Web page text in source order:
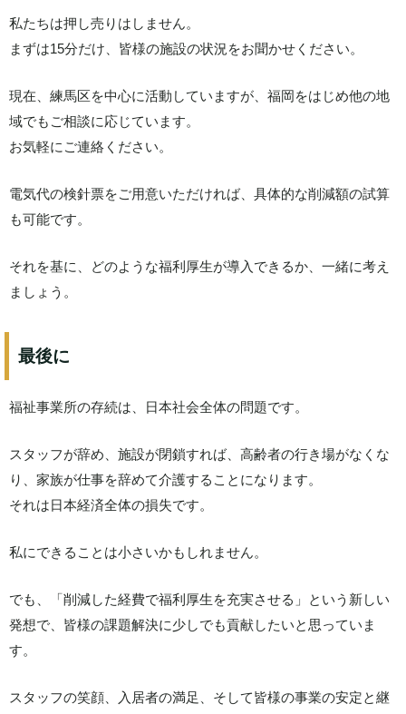
私たちは押し売りはしません。
まずは15分だけ、皆様の施設の状況をお聞かせください。
現在、練馬区を中心に活動していますが、福岡をはじめ他の地
域でもご相談に応じています。
お気軽にご連絡ください。
電気代の検針票をご用意いただければ、具体的な削減額の試算
も可能です。
それを基に、どのような福利厚生が導入できるか、一緒に考え
ましょう。
最後に
福祉事業所の存続は、日本社会全体の問題です。
スタッフが辞め、施設が閉鎖すれば、高齢者の行き場がなくな
り、家族が仕事を辞めて介護することになります。
それは日本経済全体の損失です。
私にできることは小さいかもしれません。
でも、「削減した経費で福利厚生を充実させる」という新しい
発想で、皆様の課題解決に少しでも貢献したいと思っていま
す。
スタッフの笑顔、入居者の満足、そして皆様の事業の安定と継